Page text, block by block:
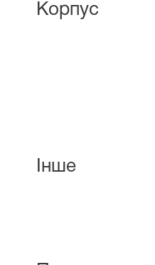
Корпус
Інше